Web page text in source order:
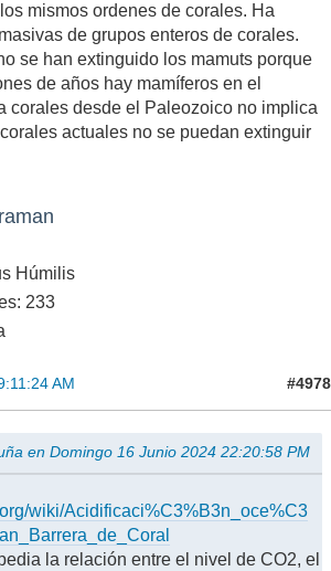
mismos ordenes de corales. Ha
de grupos enteros de corales.
se han extinguido los mamuts porque
de años hay mamíferos en el
corales desde el Paleozoico no implica
actuales no se puedan extinguir
Húmilis
233
AM #4978
en Domingo 16 Junio 2024 22:20:58 PM
wiki/Acidificaci%C3%B3n_oce%C3
la relación entre el nivel de CO2, el